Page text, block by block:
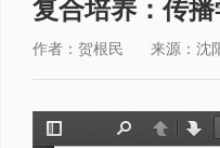
复合培养：传
作者：贺根民 来源：沈